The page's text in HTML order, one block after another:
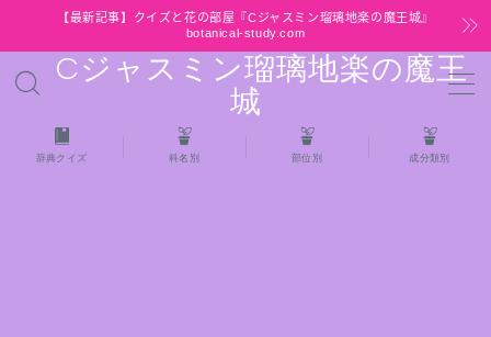
【最新記事】クイズと花の部屋『Cジャスミン瑠璃地楽の魔王城』
botanical-study.com
Cジャスミン瑠璃地楽の魔王
城
MENU
HOME
辞典クイズ 科名別 部位別 成分類別